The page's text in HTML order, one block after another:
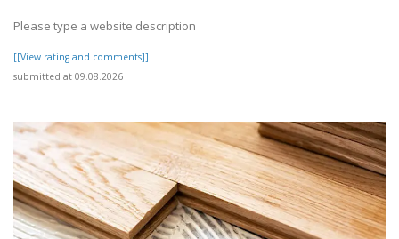
Please type a website description
[[View rating and comments]]
submitted at 09.08.2026